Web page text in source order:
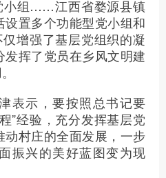
小组……江西省婺源县镇
置多个功能型党小组和
仅增强了基层党组织的凝
挥了党员在乡风文明建
示，要按照总书记要
”经验，充分发挥基层党
村庄的全面发展，一步
振兴的美好蓝图变为现